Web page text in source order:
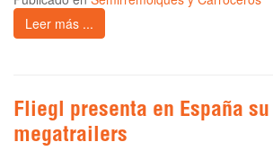
Leer más ...
Fliegl presenta en España
megatrailers